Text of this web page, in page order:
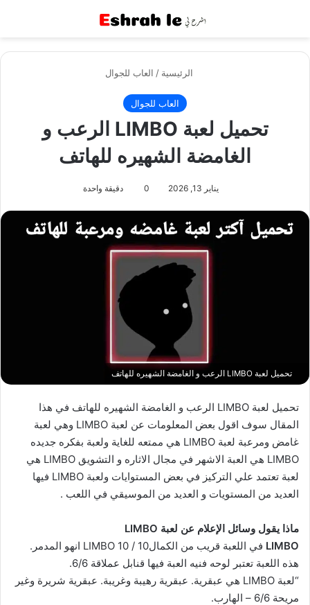
الرئيسية / العاب للجوال
العاب للجوال
تحميل لعبة LIMBO‏ الرعب و
الغامضة الشهيره للهاتف
يناير 13, 2026 0 دقيقة واحدة
تحميل لعبة LIMBO الرعب و الغامضة الشهيره للهاتف
تحميل لعبة LIMBO‏ الرعب و الغامضة الشهيره للهاتف في هذا
المقال سوف اقول بعض المعلومات عن لعبة LIMBO‏ وهي لعبة
غامض ومرعبة لعبة LIMBO‏ هي ممتعه للغاية ولعبة بفكره جديده
LIMBO‏ هي العبة الاشهر في مجال الاثاره و التشويق LIMBO‏ هي
لعبة تعتمد علي التركيز في بعض المستوايات ولعبة LIMBO‏ فيها
العديد من المستويات و العديد من الموسيقي في اللعب .
ماذا يقول وسائل الإعلام عن لعبة LIMBO‏
LIMBO‏ في اللعبة قريب من الكمال10 / 10 LIMBO‏ انهو المدمر.
هذه اللعبة تعتبر لوحه فنيه العبة فيها قنابل عملاقة 6/6.
“لعبة LIMBO‏ هي عبقرية. عبقرية رهيبة وغريبة. عبقرية شريرة وغير
مريحة 6/6 – الهارب.